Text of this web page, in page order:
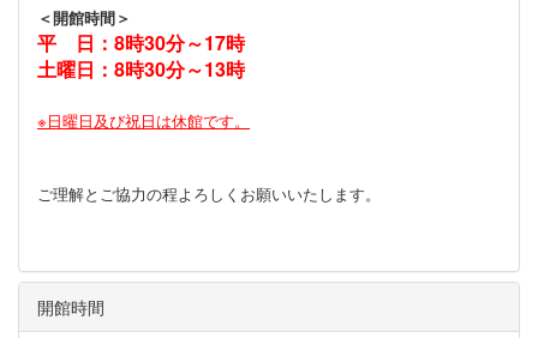
＜開館時間＞
平 日：8時30分～17時
土曜日：8時30分～13時
※日曜日及び祝日は休館です。
ご理解とご協力の程よろしくお願いいたします。
開館時間